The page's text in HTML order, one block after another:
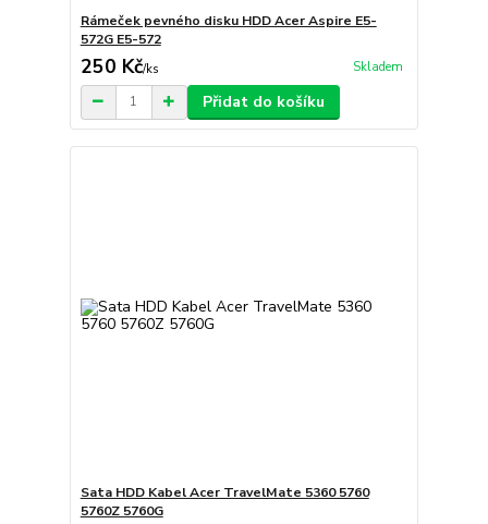
Rámeček pevného disku HDD Acer Aspire E5-
572G E5-572
250 Kč/ks Skladem
Přidat do košíku
Sata HDD Kabel Acer TravelMate 5360 5760
5760Z 5760G